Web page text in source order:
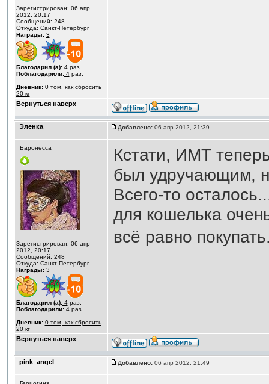
Зарегистрирован: 06 апр
2012, 20:17
Сообщений: 248
Откуда: Санкт-Петербург
Награды: 3
Благодарил (а):4раз.
Поблагодарили:4раз.
Дневник: 0 том, как сбросить
20 кг
Вернуться наверх
Эленка Добавлено:06 апр 2012, 21:39
Баронесса
Зарегистрирован: 06 апр
2012, 20:17
Сообщений: 248
Откуда: Санкт-Петербург
Награды: 3
Благодарил (а):4раз.
Поблагодарили:4раз.
Дневник: 0 том, как сбросить
20 кг
Кстати, ИМТ
был удручающим,
Всего-то
для кошелька
всё равно
Вернуться наверх
pink_angel Добавлено:06 апр 2012, 21:49